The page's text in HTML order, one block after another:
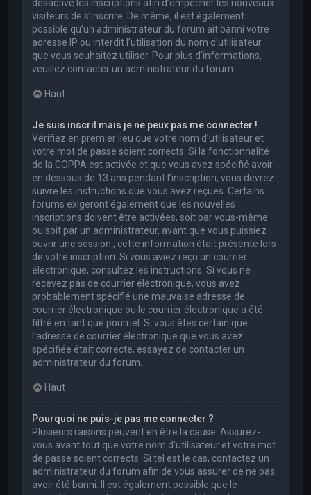
désactivé les inscriptions afin d’empêcher les nouveaux
visiteurs de s’inscrire. De même, il est également
possible qu’un administrateur du forum ait banni votre
adresse IP ou interdit l’utilisation du nom d’utilisateur
que vous souhaitez utiliser. Pour plus d’informations,
veuillez contacter un administrateur du forum.
Haut
Je suis inscrit mais je ne peux pas me connecter !
Vérifiez en premier lieu que votre nom d’utilisateur et
votre mot de passe soient corrects. Si la fonctionnalité
de la COPPA est activée et que vous avez spécifié avoir
en dessous de 13 ans pendant l’inscription, vous devrez
suivre les instructions que vous avez reçues. Certains
forums exigeront également que les nouvelles
inscriptions doivent être activées, soit par vous-même
ou soit par un administrateur, avant que vous puissiez
ouvrir une session ; cette information était présente lors
de votre inscription. Si vous aviez reçu un courrier
électronique, consultez les instructions. Si vous ne
recevez pas de courrier électronique, vous avez
probablement spécifié une mauvaise adresse de
courrier électronique ou le courrier électronique a été
filtré en tant que pourriel. Si vous êtes certain que
l’adresse de courrier électronique que vous avez
spécifiée était correcte, essayez de contacter un
administrateur du forum.
Haut
Pourquoi ne puis-je pas me connecter ?
Plusieurs raisons peuvent en être la cause. Assurez-
vous avant tout que votre nom d’utilisateur et votre mot
de passe soient corrects. Si tel est le cas, contactez un
administrateur du forum afin de vous assurer de ne pas
avoir été banni. Il est également possible que le